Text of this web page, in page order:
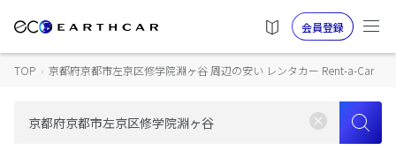
会員登録
TOP › 京都府京都市左京区修学院淵ヶ谷 周辺の安い レンタカー Rent-a-Car